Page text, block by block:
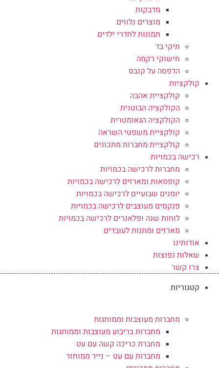
מדבקות
מוצרים נלווים
תמונות לחדרי ילדים
תיקי בד
חישוקי רקמה
הדפסה על קנבס
קולקציות
קולקציית אהבה
הקולקציה הבוטנית
הקולקציה הגאומטרית
קולקציית משפטי השראה
קולקציית מחברות מתכונים
רכישה בכמויות
מחברות לרכישה בכמויות
קופסאות ומארזים לרכישה בכמויות
יומנים שבועיים לרכישה בכמויות
פנקסים מעוצבים לרכישה בכמויות
לוחות שנה ופלאנרים לרכישה בכמויות
מארזים ומתנות לעובדים
אודותינו
שאלות נפוצות
צרו קשר
קטגוריות
מחברות מעוצבות וממותגות
מחברות בריבוע מעוצבות וממותגות
מחברת כריכה קשה עם עט
מחברות עם עט – נייר ממוחזר